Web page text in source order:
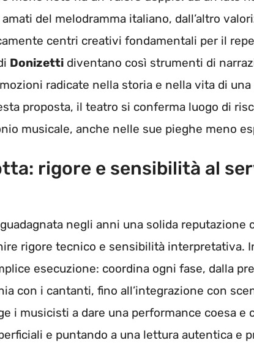
del melodramma italiano, dall’altro
centri creativi fondamentali per il
Donizetti diventano così strumenti di
radicate nella storia e nella vita di una
proposta, il teatro si conferma luogo di
musicale, anche nelle sue pieghe meno
rigore e sensibilità al
negli anni una solida reputazione
rigore tecnico e sensibilità interpretativa.
esecuzione: coordina ogni fase, dalla
con i cantanti, fino all’integrazione con
i musicisti a dare una performance coesa e
e puntando a una lettura autentica e